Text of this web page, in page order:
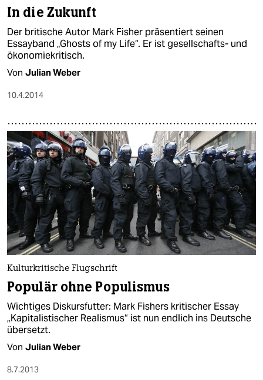
In die Zukunft
Der britische Autor Mark Fisher präsentiert seinen
Essayband „Ghosts of my Life“. Er ist gesellschafts- und
ökonomiekritisch.
Von Julian Weber
10.4.2014
Kulturkritische Flugschrift
Populär ohne Populismus
Wichtiges Diskursfutter: Mark Fishers kritischer Essay
„Kapitalistischer Realismus“ ist nun endlich ins Deutsche
übersetzt.
Von Julian Weber
8.7.2013